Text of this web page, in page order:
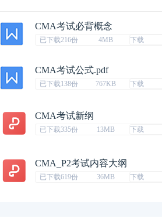
CMA考试必背概念
已下载216份 4MB 下载
CMA考试公式.pdf
已下载138份 767KB 下载
CMA考试新纲
已下载335份 13MB 下载
CMA_P2考试内容大纲
已下载619份 36MB 下载